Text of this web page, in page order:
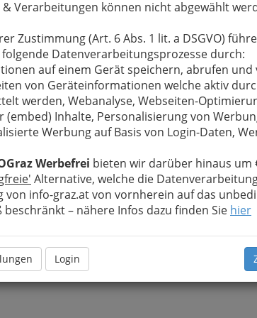
& Verarbeitungen können nicht abgewählt
Zustimmung (Art. 6 Abs. 1 lit. a DSGVO)
Datenverarbeitungsprozesse durch:
auf einem Gerät speichern, abrufen und
von Geräteinformationen welche aktiv
werden, Webanalyse, Webseiten-
(embed) Inhalte, Personalisierung von
Werbung auf Basis von Login-Daten,
Werbefrei bieten wir darüber hinaus um
Alternative, welche die
von info-graz.at von vornherein auf das
beschränkt – nähere Infos dazu finden Sie hier
Login